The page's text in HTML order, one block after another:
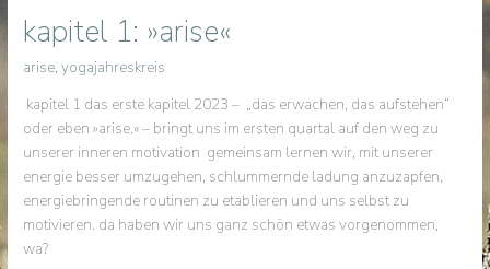
kapitel 1: »arise«
arise,yogajahreskreis
kapitel 1 das erste kapitel 2023 – „das erwachen, das aufstehen“
oder eben »arise.« – bringt uns im ersten quartal auf den weg zu
unserer inneren motivation gemeinsam lernen wir, mit unserer
energie besser umzugehen, schlummernde ladung anzuzapfen,
energiebringende routinen zu etablieren und uns selbst zu
motivieren. da haben wir uns ganz schön etwas vorgenommen,
wa?